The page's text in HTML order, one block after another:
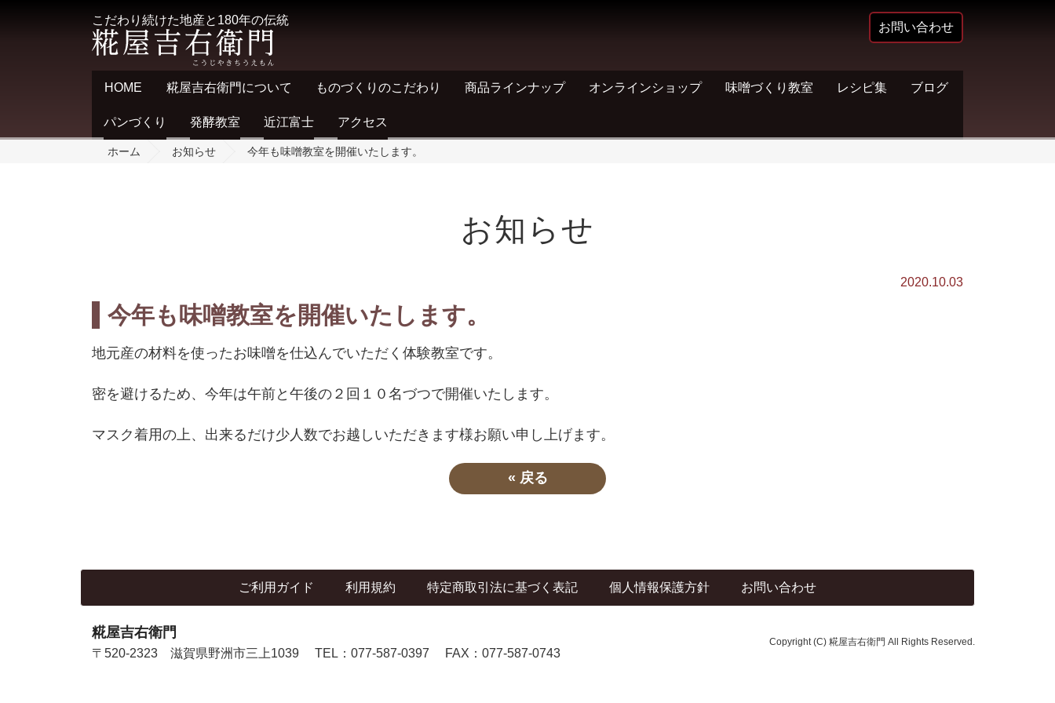
こだわり続けた地産と180年の伝統
お問い合わせ
HOME 糀屋吉右衛門について ものづくりのこだわり 商品ラインナップ オンラインショップ 味噌づくり教室 レシピ集 ブログ
パンづくり 発酵教室 近江富士 アクセス
ホーム お知らせ 今年も味噌教室を開催いたします。
お知らせ
2020.10.03
今年も味噌教室を開催いたします。
地元産の材料を使ったお味噌を仕込んでいただく体験教室です。
密を避けるため、今年は午前と午後の２回１０名づつで開催いたします。
マスク着用の上、出来るだけ少人数でお越しいただきます様お願い申し上げます。
« 戻る
ご利用ガイド 利用規約 特定商取引法に基づく表記 個人情報保護方針 お問い合わせ
糀屋吉右衛門
〒520-2323 滋賀県野洲市三上1039 TEL：077-587-0397 FAX：077-587-0743
Copyright (C) 糀屋吉右衛門 All Rights Reserved.